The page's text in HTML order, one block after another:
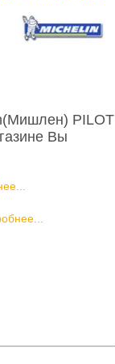
PILOT
Вы